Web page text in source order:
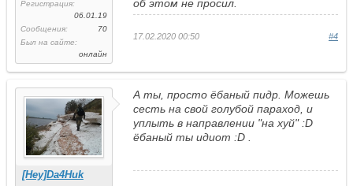
Регистрация:
06.01.19
Сообщения:
70
Был на сайте:
онлайн
об этом не просил.
17.02.2020 00:50 #4
[Hey]Da4Huk
А ты, просто ёбаный пидр. Можешь
сесть на свой голубой параход, и
уплыть в направлении "на хуй" :D
ёбаный ты идиот :D .